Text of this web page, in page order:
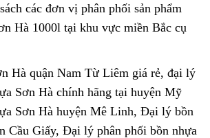
các đơn vị phân phối sản phẩm
Hà 1000l tại khu vực miền Bắc cụ
Hà quận Nam Từ Liêm giá rẻ, đại lý
Sơn Hà chính hãng tại huyện Mỹ
Sơn Hà huyện Mê Linh, Đại lý bồn
Cầu Giấy, Đại lý phân phối bồn nhựa